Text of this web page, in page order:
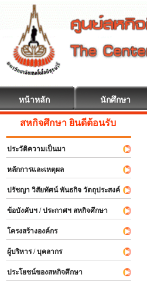
หน้าหลัก นักศึกษา
สหกิจศึกษา ยินดีต้อนรับ
ประวัติความเป็นมา
หลักการและเหตุผล
ปรัชญา วิสัยทัศน์ พันธกิจ วัตถุประสงค์
ข้อบังคับฯ / ประกาศฯ สหกิจศึกษา
โครงสร้างองค์กร
ผู้บริหาร / บุคลากร
ประโยชน์ของสหกิจศึกษา